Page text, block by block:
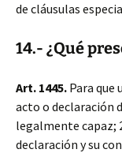
de cláusulas
14.- ¿Qué
Art. 1445. Para que
acto o declaración
legalmente capaz;
declaración y su